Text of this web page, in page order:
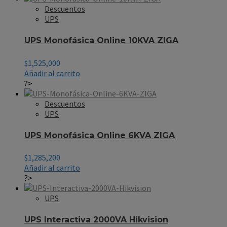
Descuentos
UPS
UPS Monofásica Online 10KVA ZIGA
$1,525,000
Añadir al carrito
?>
Descuentos
UPS
UPS Monofásica Online 6KVA ZIGA
$1,285,200
Añadir al carrito
?>
UPS
UPS Interactiva 2000VA Hikvision